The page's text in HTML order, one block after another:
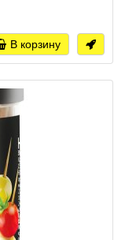
В корзину